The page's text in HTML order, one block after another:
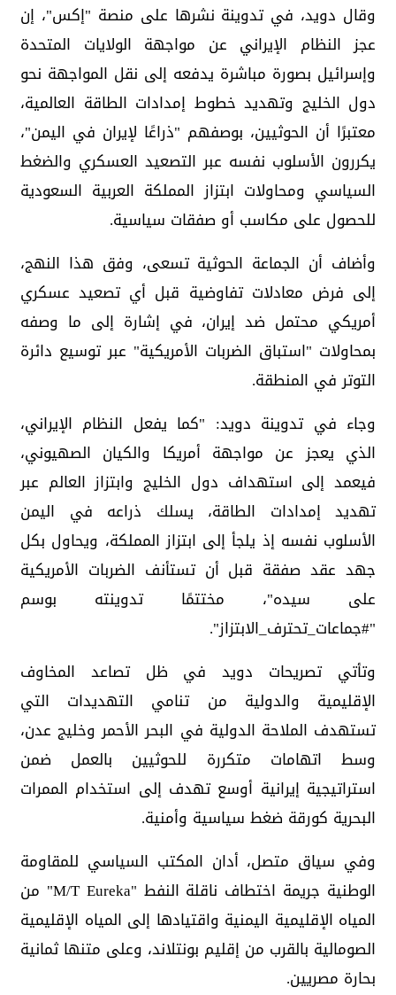
وقال دويد، في تدوينة نشرها على منصة "إكس"، إن
عجز النظام الإيراني عن مواجهة الولايات المتحدة
وإسرائيل بصورة مباشرة يدفعه إلى نقل المواجهة نحو
دول الخليج وتهديد خطوط إمدادات الطاقة العالمية،
معتبرًا أن الحوثيين، بوصفهم "ذراعًا لإيران في اليمن"،
يكررون الأسلوب نفسه عبر التصعيد العسكري والضغط
السياسي ومحاولات ابتزاز المملكة العربية السعودية
للحصول على مكاسب أو صفقات سياسية.
وأضاف أن الجماعة الحوثية تسعى، وفق هذا النهج،
إلى فرض معادلات تفاوضية قبل أي تصعيد عسكري
أمريكي محتمل ضد إيران، في إشارة إلى ما وصفه
بمحاولات "استباق الضربات الأمريكية" عبر توسيع دائرة
التوتر في المنطقة.
وجاء في تدوينة دويد: "كما يفعل النظام الإيراني،
الذي يعجز عن مواجهة أمريكا والكيان الصهيوني،
فيعمد إلى استهداف دول الخليج وابتزاز العالم عبر
تهديد إمدادات الطاقة، يسلك ذراعه في اليمن
الأسلوب نفسه إذ يلجأ إلى ابتزاز المملكة، ويحاول بكل
جهد عقد صفقة قبل أن تستأنف الضربات الأمريكية
على سيده"، مختتمًا تدوينته بوسم
"#جماعات_تحترف_الابتزاز".
وتأتي تصريحات دويد في ظل تصاعد المخاوف
الإقليمية والدولية من تنامي التهديدات التي
تستهدف الملاحة الدولية في البحر الأحمر وخليج عدن،
وسط اتهامات متكررة للحوثيين بالعمل ضمن
استراتيجية إيرانية أوسع تهدف إلى استخدام الممرات
البحرية كورقة ضغط سياسية وأمنية.
وفي سياق متصل، أدان المكتب السياسي للمقاومة
الوطنية جريمة اختطاف ناقلة النفط "M/T Eureka" من
المياه الإقليمية اليمنية واقتيادها إلى المياه الإقليمية
الصومالية بالقرب من إقليم بونتلاند، وعلى متنها ثمانية
بحارة مصريين.